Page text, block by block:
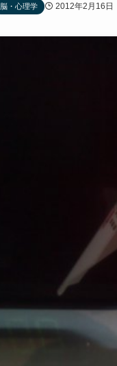
脳・心理学 2012年2月16日